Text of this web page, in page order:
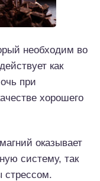
необходим во
как
при
хорошего
оказывает
систему, так
стрессом.